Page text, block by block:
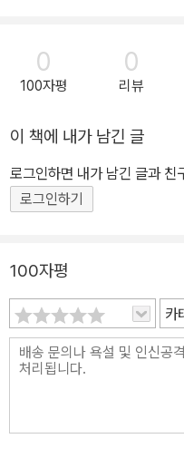
는 배』 『도시의 고양이들』
참 홀가분하다』 『슬픔도 기쁨
이 있다. 1996년 토지문화재
류문학상, 월탄문학상, 인촌상,
로부터 가브리엘라 미스트랄
5일 타계했다. 대한민국 정부
문화훈장을 추서했다.
에 담아낸 박경리 타계 16주기 추모 특별판 1957
데뷔해, 26년에 걸쳐 집필한
경리의 작품들을 새롭게 엮어
는 『토지』를 비롯한 박경리
올 예정인 장대한 기획으로, 작
전하게 담아낸 의미 있는 작업
고, 새롭게 발굴한 미발표 유
힐 기회를 갖질 못했다. 이번
살리고 이전의 오류를 잡아내
기존의 판본과는 전혀 다른
구성했다. 이전의 고리타분
0
100자평
0
리뷰
이 책에 내가 남긴 글
로그인하면 내가 남긴 글과 친
로그인하기
100자평
카